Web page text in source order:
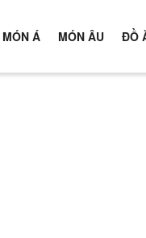
MÓN Á MÓN ÂU ĐỒ